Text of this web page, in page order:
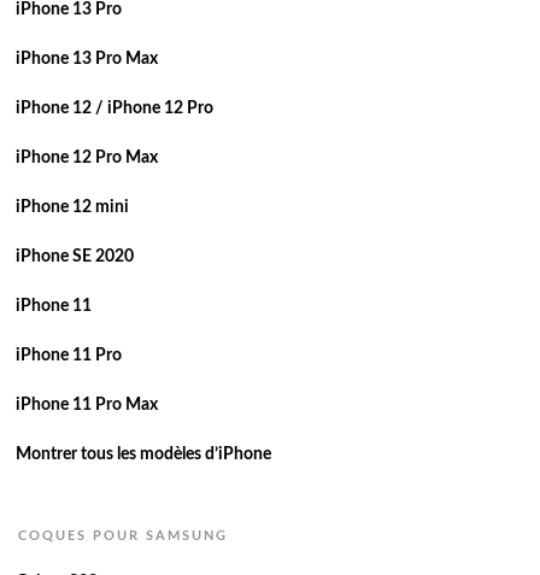
iPhone 13 Pro
iPhone 13 Pro Max
iPhone 12 / iPhone 12 Pro
iPhone 12 Pro Max
iPhone 12 mini
iPhone SE 2020
iPhone 11
iPhone 11 Pro
iPhone 11 Pro Max
Montrer tous les modèles d’iPhone
COQUES POUR SAMSUNG